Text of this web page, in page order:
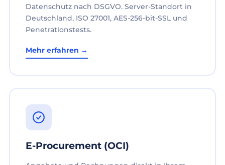
Datenschutz nach DSGVO. Server-Standort in
Deutschland, ISO 27001, AES-256-bit-SSL und
Penetrationstests.
Mehr erfahren →
E-Procurement (OCI)